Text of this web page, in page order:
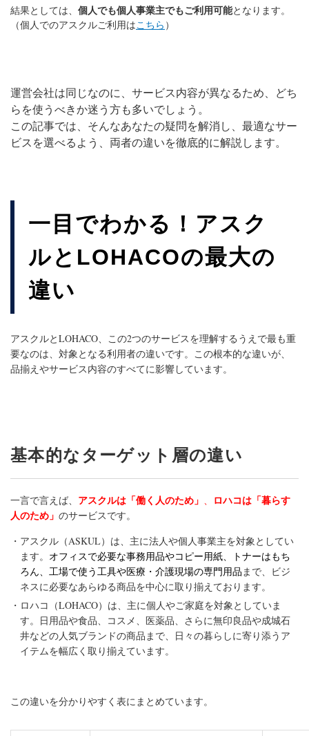
結果としては、 個人でも個人事業主でもご利用可能となります。
（個人でのアスクルご利用はこちら ）
運営会社は同じなのに、サービス内容が異なるため、どち
らを使うべきか迷う方も多いでしょう。
この記事では、そんなあなたの疑問を解消し、最適なサー
ビスを選べるよう、両者の違いを徹底的に解説します。
一目でわかる！アスク
ルと LOHACOの最大の
違い
アスクルとLOHACO、この2つのサービスを理解するうえで最も重
要なのは、対象となる利用者の違いです。この根本的な違いが、
品揃えやサービス内容のすべてに影響しています。
基本的なターゲット層の違い
一言で言えば、 アスクルは「働く人のため」 、
ロハコは「暮らす
人のため」 のサービスです。
アスクル（ASKUL）は、主に法人や個人事業主を対象としてい
ます。 オフィスで必要な事務用品やコピー用紙、トナーはもち
ろん、工場で使う工具や医療・介護現場の専門用品まで、ビジ
ネスに必要なあらゆる商品を中心に取り揃えております。
ロハコ（LOHACO）は、主に個人やご家庭を対象としていま
す。日用品や食品、コスメ、医薬品、さらに無印良品や成城石
井などの人気ブランドの商品まで、日々の暮らしに寄り添うア
イテムを幅広く取り揃えています。
この違いを分かりやすく表にまとめています。